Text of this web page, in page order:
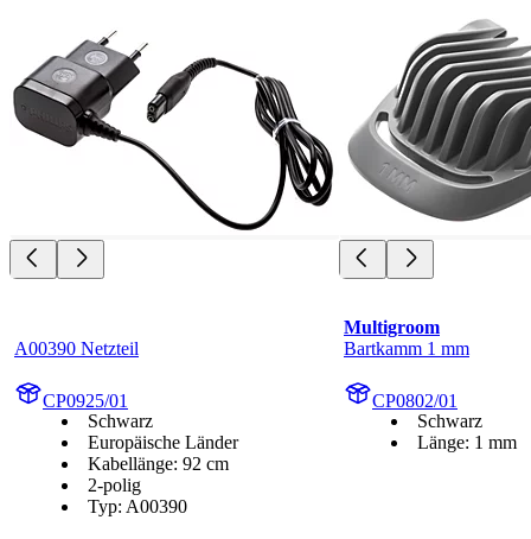
A00390 Netzteil
CP0925/01
Schwarz
Europäische Länder
Kabellänge: 92 cm
2-polig
Typ: A00390
Multigroom
Bartkamm 1 mm
CP0802/01
Schwarz
Länge: 1 mm